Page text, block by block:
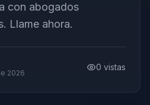
con abogados
Llame ahora.
2026
0 vistas